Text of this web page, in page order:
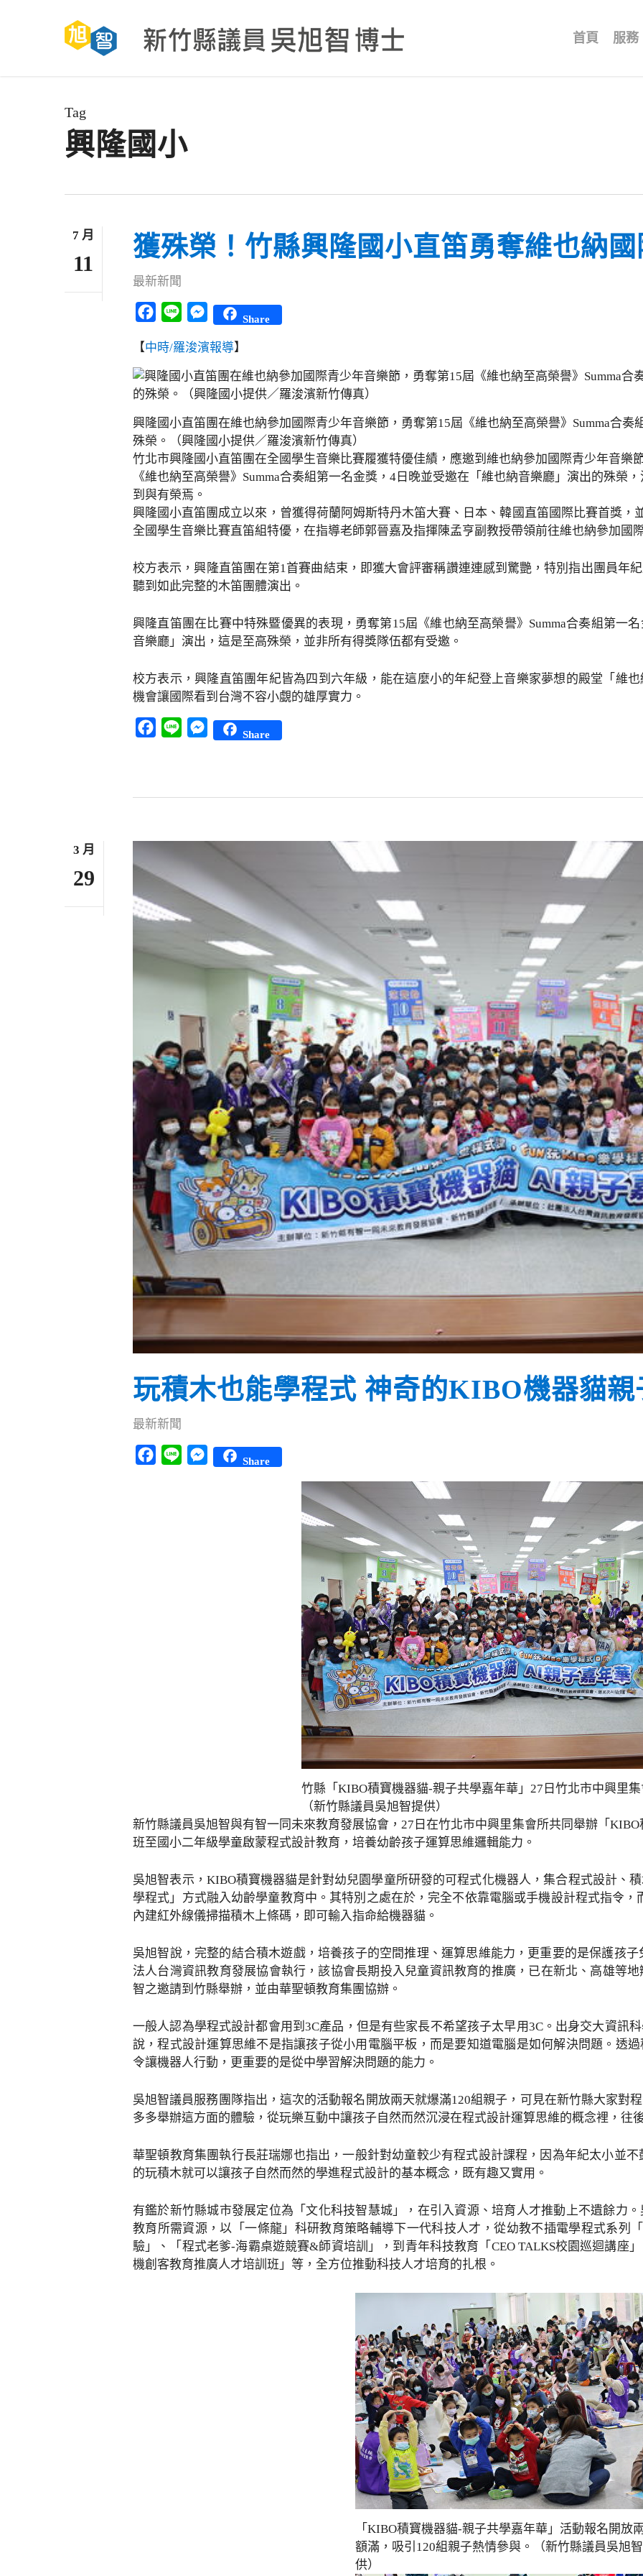
首頁 服務
Tag
興隆國小
7 月
11
獲殊榮！竹縣興隆國小直笛勇奪維也納
最新新聞
Facebook
Line Messenger
Share
【中時/羅浚濱報導】
興隆國小直笛團在維也納參加國際青少年音樂節，勇奪第15屆《維也納至高榮譽》Summa合
殊榮。（興隆國小提供／羅浚濱新竹傳真）
竹北市興隆國小直笛團在全國學生音樂比賽履獲特優佳績，應邀到維也納參加國際青少年音樂
《維也納至高榮譽》Summa合奏組第一名金獎，4日晚並受邀在「維也納音樂廳」演出的殊榮
到與有榮焉。
興隆國小直笛團成立以來，曾獲得荷蘭阿姆斯特丹木笛大賽、日本、韓國直笛國際比賽首獎，
全國學生音樂比賽直笛組特優，在指導老師郭晉嘉及指揮陳孟亨副教授帶領前往維也納參加國
校方表示，興隆直笛團在第1首賽曲結束，即獲大會評審稱讚連連感到驚艷，特別指出團員年
聽到如此完整的木笛團體演出。
興隆直笛團在比賽中特殊暨優異的表現，勇奪第15屆《維也納至高榮譽》Summa合奏組第一
音樂廳」演出，這是至高殊榮，並非所有得獎隊伍都有受邀。
校方表示，興隆直笛團年紀皆為四到六年級，能在這麼小的年紀登上音樂家夢想的殿堂「維
機會讓國際看到台灣不容小覷的雄厚實力。
Facebook
Line Messenger
Share
3 月
29
玩積木也能學程式 神奇的KIBO機器貓親
最新新聞
Facebook
Line Messenger
Share
竹縣「KIBO積寶機器貓-親子共學嘉年華」27日竹北市中興里
（新竹縣議員吳旭智提供）
新竹縣議員吳旭智與有智一同未來教育發展協會，27日在竹北市中興里集會所共同舉辦「
班至國小二年級學童啟蒙程式設計教育，培養幼齡孩子運算思維邏輯能力。
吳旭智表示，KIBO積寶機器貓是針對幼兒園學童所研發的可程式化機器人，集合程式設計、
學程式」方式融入幼齡學童教育中。其特別之處在於，完全不依靠電腦或手機設計程式指令
內建紅外線儀掃描積木上條碼，即可輸入指命給機器貓。
吳旭智說，完整的結合積木遊戲，培養孩子的空間推理、運算思維能力，更重要的是保護孩
法人台灣資訊教育發展協會執行，該協會長期投入兒童資訊教育的推廣，已在新北、高雄等
智之邀請到竹縣舉辦，並由華聖頓教育集團協辦。
一般人認為學程式設計都會用到3C產品，但是有些家長不希望孩子太早用3C。出身交大資訊
說，程式設計運算思維不是指讓孩子從小用電腦平板，而是要知道電腦是如何解決問題。透
令讓機器人行動，更重要的是從中學習解決問題的能力。
吳旭智議員服務團隊指出，這次的活動報名開放兩天就爆滿120組親子，可見在新竹縣大家對
多多舉辦這方面的體驗，從玩樂互動中讓孩子自然而然沉浸在程式設計運算思維的概念裡，往
華聖頓教育集團執行長莊瑞娜也指出，一般針對幼童較少有程式設計課程，因為年紀太小並
的玩積木就可以讓孩子自然而然的學進程式設計的基本概念，既有趣又實用。
有鑑於新竹縣城市發展定位為「文化科技智慧城」，在引入資源、培育人才推動上不遺餘力
教育所需資源，以「一條龍」科研教育策略輔導下一代科技人才，從幼教不插電學程式系列
驗」、「程式老爹-海霸桌遊競賽&師資培訓」，到青年科技教育「CEO TALKS校園巡迴講座
機創客教育推廣人才培訓班」等，全方位推動科技人才培育的扎根。
「KIBO積寶機器貓-親子共學嘉年華」活動報名開放
額滿，吸引120組親子熱情參與。（新竹縣議員吳旭
供）